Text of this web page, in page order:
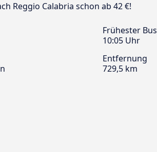
Reggio Calabria schon ab 42 €!
Frühester Bus
10:05 Uhr
Entfernung
729,5 km